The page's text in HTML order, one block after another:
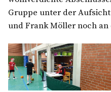
Gruppe unter der
und Frank Möller noch